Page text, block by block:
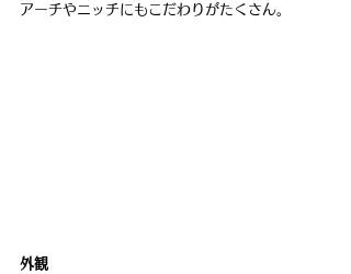
アーチやニッチにもこだわりがたくさん。
外観